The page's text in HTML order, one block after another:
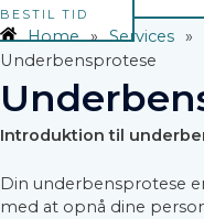
BESTIL TID
Home » Services »
Underbensprotese
Introduktion til
Din underbensprotese
med at opnå dine